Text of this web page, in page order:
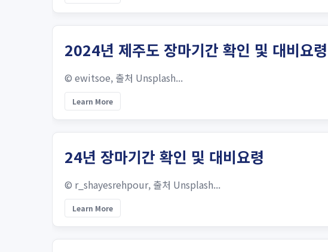
2024년 제주도 장마기간 확인 및 대비요령
© ewitsoe, 출처 Unsplash...
Learn More
24년 장마기간 확인 및 대비요령
© r_shayesrehpour, 출처 Unsplash...
Learn More